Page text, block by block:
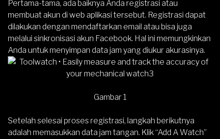
Pertama-tama, ada baiknya Anda registrasi atau
membuat akun di web aplikasi tersebut. Registrasi dapat
dilakukan dengan mendaftarkan email atau bisa juga
melalui sinkronisasi akun Facebook. Hal ini memungkinkan
Anda untuk menyimpan data jam yang diukur akurasinya.
Gambar 1
Setelah selesai proses registrasi, langkah berikutnya
adalah memasukkan data jam tangan. Klik “Add A Watch”